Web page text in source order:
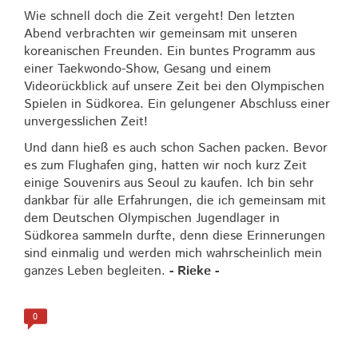
Wie schnell doch die Zeit vergeht! Den letzten
Abend verbrachten wir gemeinsam mit unseren
koreanischen Freunden. Ein buntes Programm aus
einer Taekwondo-Show, Gesang und einem
Videorückblick auf unsere Zeit bei den Olympischen
Spielen in Südkorea. Ein gelungener Abschluss einer
unvergesslichen Zeit!
Und dann hieß es auch schon Sachen packen. Bevor
es zum Flughafen ging, hatten wir noch kurz Zeit
einige Souvenirs aus Seoul zu kaufen. Ich bin sehr
dankbar für alle Erfahrungen, die ich gemeinsam mit
dem Deutschen Olympischen Jugendlager in
Südkorea sammeln durfte, denn diese Erinnerungen
sind einmalig und werden mich wahrscheinlich mein
ganzes Leben begleiten. - Rieke -
0